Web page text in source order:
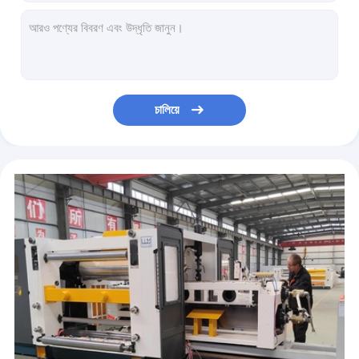
1 কালার -6 কালার প্রিন্টিং রোটারি ডাই কাটিং মেশিন কার্টন বক্স মেকিং
উচ্চ গতির rugেউতোলা রোটারি ডাই কাটার rugেউখেলান কাগজবোর্ড উত্পাদন লাইন
দ্রুত প্যাকিং সহ মাল্টি বান্ডিলিং কার্টন বক্স স্ট্র্যাপিং মেশিন
5 প্লাই 380v ঢেউতোলা কার্ডবোর্ড মেকিং মেশিন 200m/মিনিট
শক্ত কাগজের বক্স মুটি প্লাই ঢেউতোলা কার্ডবোর্ড তৈরির মেশিন/উৎপাদন লাইন
চালিয়ে